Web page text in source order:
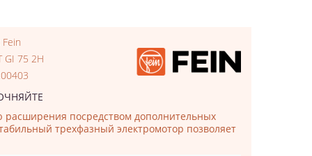
Fein
GI 75 2H
расширения посредством дополнительных
трехфазный электромотор позволяет